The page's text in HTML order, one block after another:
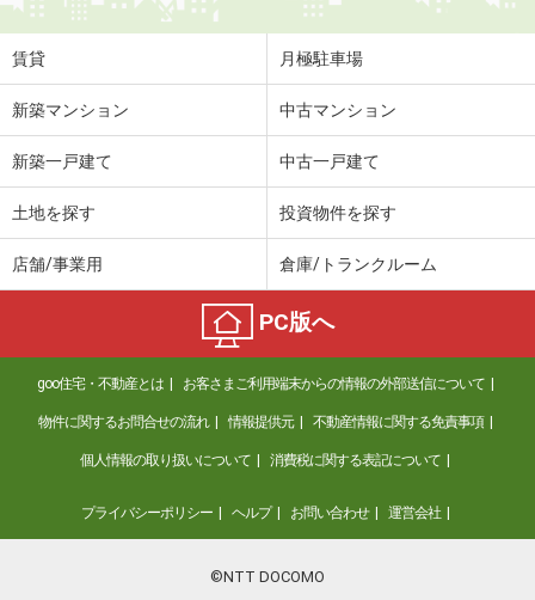
専有面積
島根県松江市東出雲町錦新町５丁目
4.80万円
6.90万円
住 所
島根県松江市東出雲町揖屋
専有面積 26.08m²
間取り
1K
島根県松江市黒田町
価 格
6.75万円
住 所
島根県松江市黒田町
賃貸 月極駐車場
新築マンション 中古マンション
新築一戸建て 中古一戸建て
土地を探す 投資物件を探す
店舗/事業用 倉庫/トランクルーム
PC版へ
goo住宅・不動産とは お客さまご利用端末からの情報の外部送信について
物件に関するお問合せの流れ 情報提供元 不動産情報に関する免責事項
個人情報の取り扱いについて 消費税に関する表記について
プライバシーポリシー ヘルプ お問い合わせ 運営会社
©NTT DOCOMO